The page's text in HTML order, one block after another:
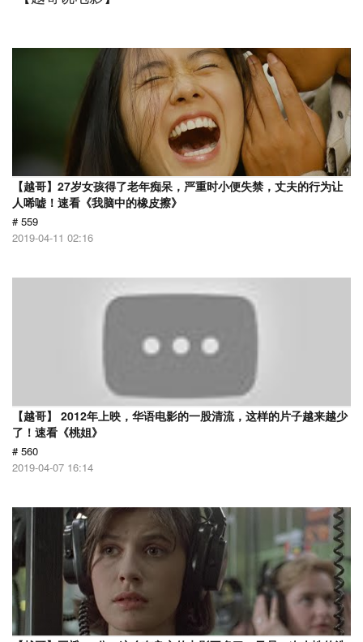
【越哥】27岁女孩得了老年痴呆，严重时小便失禁，丈夫的行为让
人唏嘘！速看《我脑中的橡皮擦》
# 559
2019-04-11 02:16
【越哥】 2012年上映，华语电影的一股清流，这样的片子越来越少
了！速看《桃姐》
# 560
2019-04-07 16:14